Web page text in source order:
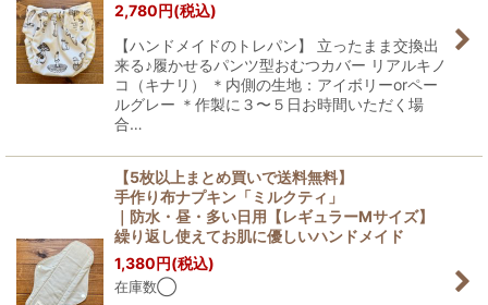
2,780円(税込)
【ハンドメイドのトレパン】 立ったまま交換出
来る♪履かせるパンツ型おむつカバー リアルキノ
コ（キナリ） ＊内側の生地：アイボリーorペー
ルグレー ＊作製に３〜５日お時間いただく場
合…
【5枚以上まとめ買いで送料無料】
手作り布ナプキン「ミルクティ」
｜防水・昼・多い日用【レギュラーMサイズ】
繰り返し使えてお肌に優しいハンドメイド
1,380円(税込)
在庫数◯